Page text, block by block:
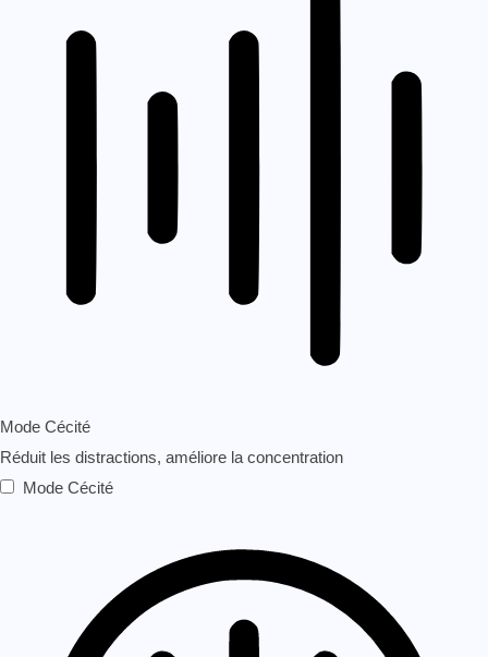
Mode Cécité
Réduit les distractions, améliore la concentration
Mode Cécité